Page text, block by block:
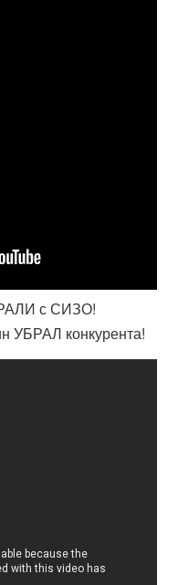
с СИЗО!
конкурента!